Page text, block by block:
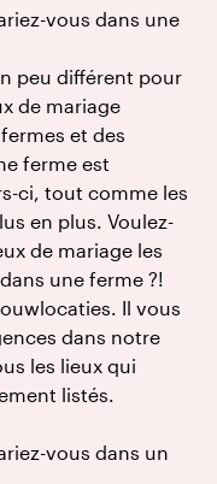
vous dans une
peu différent pour
de mariage
et des
ferme est
ci, tout comme les
en plus. Voulez-
de mariage les
une ferme ?!
Il vous
dans notre
les lieux qui
listés.
vous dans un